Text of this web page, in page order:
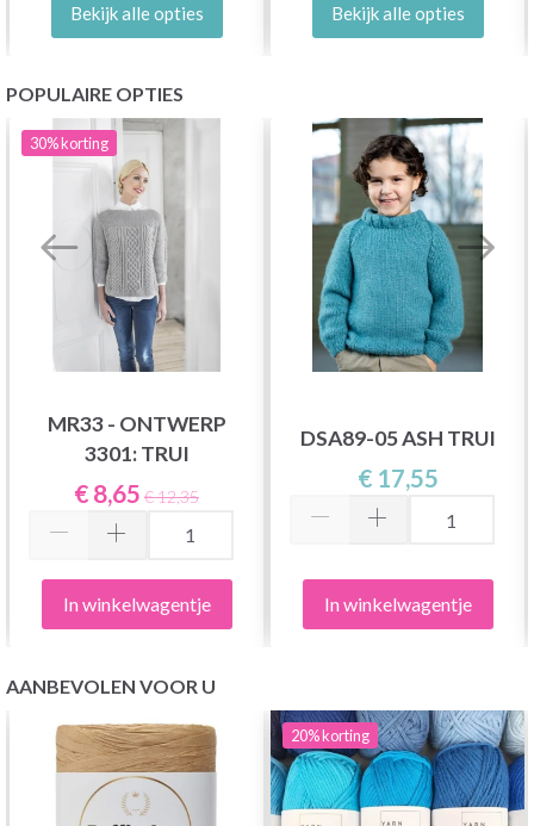
Bekijk alle opties Bekijk alle opties
POPULAIRE OPTIES
30%korting
MR33 - ONTWERP
3301: TRUI
€ 8,65 € 12,35
In winkelwagentje
DSA89-05 ASH TRUI
€ 17,55
In winkelwagentje
AANBEVOLEN VOOR U
20%korting